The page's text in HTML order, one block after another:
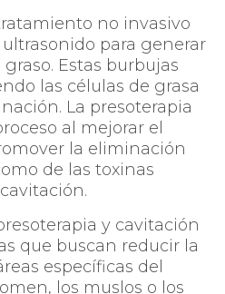
no invasivo
para generar
Estas burbujas
las células de grasa
La presoterapia
al mejorar el
la eliminación
de las toxinas
y cavitación
que buscan reducir la
específicas del
los muslos o los